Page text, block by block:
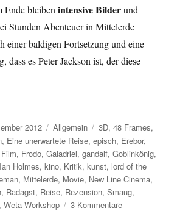
Ende bleibenintensive Bilderund
Stunden Abenteuer in Mittelerde
einer baldigen Fortsetzung und eine
dass es Peter Jackson ist, der diese
2012 Kategorien
Allgemein Schlagwörter
3D,48 Frames,
, Eine unerwartete Reise,episch, Erebor,
Film, Frodo,Galadriel,gandalf,Goblinkönig,
Ian Holmes,kino, Kritik,kunst, lord of the
, Mittelerde, Movie, New Line Cinema,
, Radagst, Reise, Rezension,Smaug,
,Weta Workshop 3 Kommentarezu